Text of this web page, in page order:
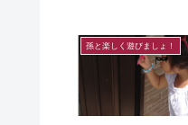
孫と楽しく遊びましょ！